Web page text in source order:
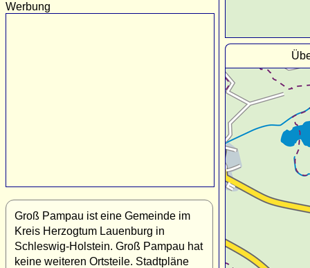
Werbung
Groß Pampau ist eine Gemeinde im
Kreis Herzogtum Lauenburg in
Schleswig-Holstein. Groß Pampau hat
keine weiteren Ortsteile. Stadtpläne